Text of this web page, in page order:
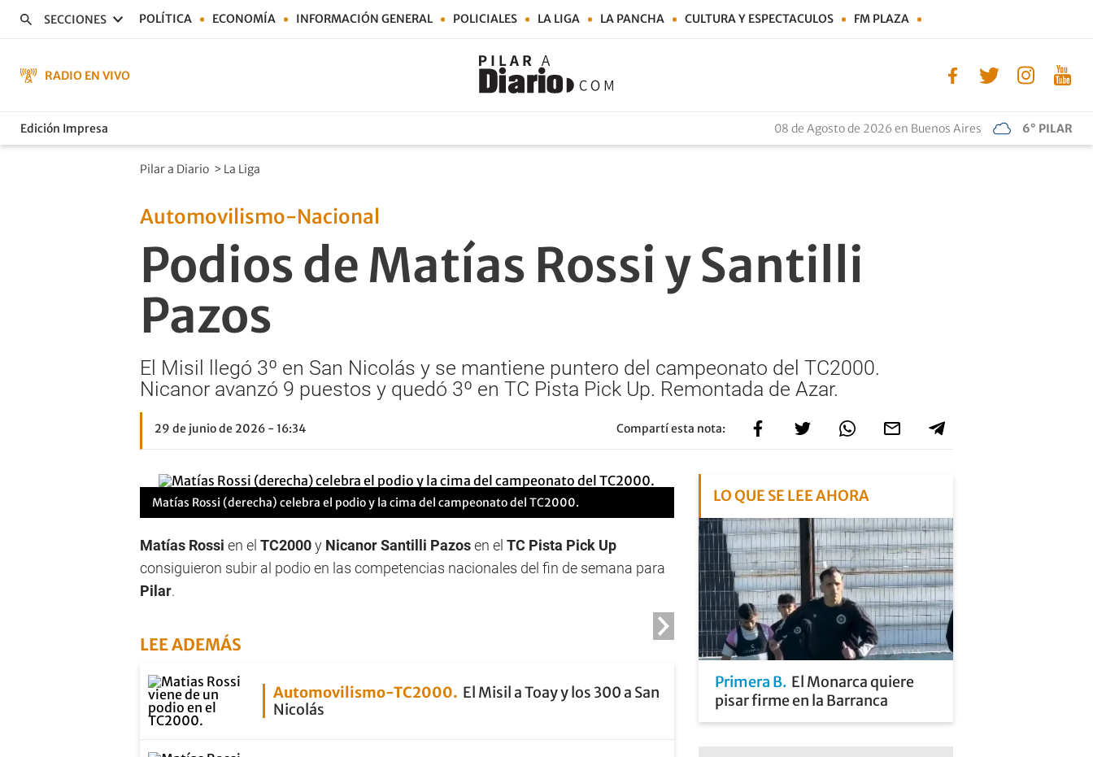
SECCIONES POLÍTICA ECONOMÍA INFORMACIÓN GENERAL POLICIALES LA LIGA LA PANCHA CULTURA Y ESPECTACULOS FM PLAZA
RADIO EN VIVO
Edición Impresa 08 de Agosto de 2026 en Buenos Aires 6° PILAR
Pilar a Diario > La Liga
Automovilismo-Nacional
Podios de Matías Rossi y Santilli
Pazos
El Misil llegó 3º en San Nicolás y se mantiene puntero del campeonato del TC2000.
Nicanor avanzó 9 puestos y quedó 3º en TC Pista Pick Up. Remontada de Azar.
29 de junio de 2026 - 16:34 Compartí esta nota:
Matías Rossi (derecha) celebra el podio y la cima del campeonato del TC2000.
Matías Rossi en el TC2000y Nicanor Santilli Pazosen el TC Pista Pick Up
consiguieron subir al podio en las competencias nacionales del fin de semana para
Pilar.
LEE ADEMÁS
Automovilismo-TC2000
El Misil a Toay y los 300 a San
Nicolás
LO QUE SE LEE AHORA
Primera B El Monarca quiere
pisar firme en la Barranca